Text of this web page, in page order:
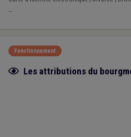
...
Fonctionnement
Fiche focus
Les attributions du